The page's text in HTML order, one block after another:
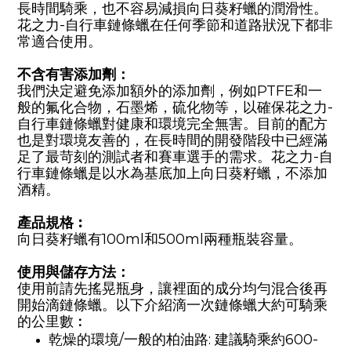
長時間騎乘，也不容易減損向日葵籽蠟的潤滑性。
花之力-自行車鏈條蠟在任何季節和道路狀況下都非
常適合使用。
不含有害添加劑：
我們決定避免添加額外的添加劑，例如PTFE和一
般的氟化合物，石墨烯，硫化物等，以確保花之力-
自行車鏈條蠟對健康和環境完全無害。目前的配方
也是對環境友善的，在長時間的開發階段中已經滿
足了最苛刻的測試者和賽車選手的需求。花之力-自
行車鏈條蠟是以水為基底加上向日葵籽蠟，不添加
酒精。
產品規格︰
向日葵籽蠟有100ml和500ml兩種瓶裝容量。
使用與儲存方法：
使用前請先搖晃瓶身，讓裡面的成分均勻混合後再
開始滴鏈條蠟。以下介紹滴一次鏈條蠟大約可騎乘
的公里數︰
乾燥的環境/一般的柏油路: 建議騎乘約600-